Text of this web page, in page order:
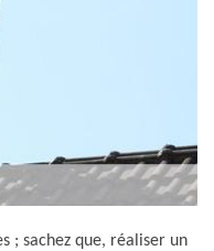
; sachez que, réaliser un